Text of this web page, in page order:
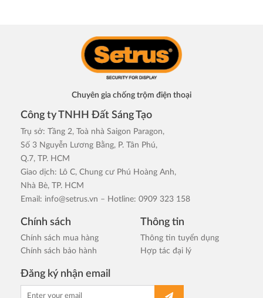
Chuyên gia chống trộm điện thoại
Công ty TNHH Đất Sáng Tạo
Trụ sở: Tầng 2, Toà nhà Saigon Paragon,
Số 3 Nguyễn Lương Bằng, P. Tân Phú,
Q.7, TP. HCM
Giao dịch: Lô C, Chung cư Phú Hoàng Anh,
Nhà Bè, TP. HCM
Email: info@setrus.vn – Hotline: 0909 323 158
Chính sách
Chính sách mua hàng
Chính sách bảo hành
Thông tin
Thông tin tuyển dụng
Hợp tác đại lý
Đăng ký nhận email